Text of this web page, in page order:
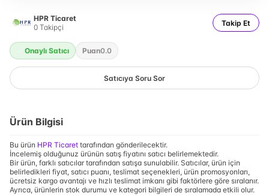
HPR Ticaret
0 Takipçi Takip Et
Onaylı Satıcı Puan0.0
Satıcıya Soru Sor
Ürün Bilgisi
Bu ürün HPR Ticaret tarafından gönderilecektir.
İncelemiş olduğunuz ürünün satış fiyatını satıcı belirlemektedir.
Bir ürün, farklı satıcılar tarafından satışa sunulabilir. Satıcılar, ürün için
belirledikleri fiyat, satıcı puanı, teslimat seçenekleri, ürün promosyonları,
ücretsiz kargo avantajı ve hızlı teslimat imkanı gibi faktörlere göre sıralanır.
Ayrıca, ürünlerin stok durumu ve kategori bilgileri de sıralamada etkili olur.